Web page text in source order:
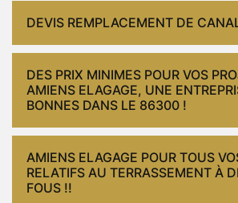
DEVIS REMPLACEMENT DE
DES PRIX MINIMES POUR VOS
AMIENS ELAGAGE, UNE
BONNES DANS LE 86300 !
AMIENS ELAGAGE POUR TOUS
RELATIFS AU TERRASSEMENT À
FOUS !!